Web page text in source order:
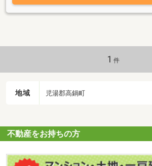
待ちしております。
1 件
地域 児湯郡高鍋町
不動産をお持ちの方